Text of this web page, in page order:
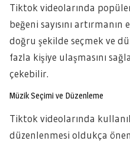
Tiktok videolarında
beğeni sayısını
doğru şekilde seçmek ve
fazla kişiye ulaşmasını
çekebilir.
Müzik Seçimi ve Düzenleme
Tiktok videolarında
düzenlenmesi oldukça